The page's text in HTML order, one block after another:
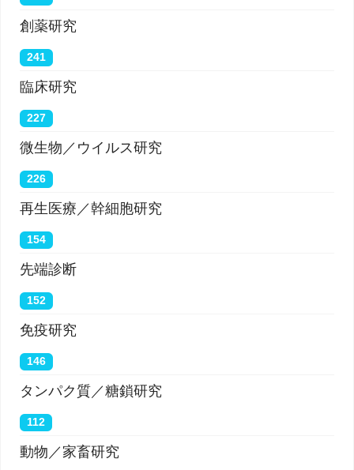
創薬研究
241
臨床研究
227
微生物／ウイルス研究
226
再生医療／幹細胞研究
154
先端診断
152
免疫研究
146
タンパク質／糖鎖研究
112
動物／家畜研究